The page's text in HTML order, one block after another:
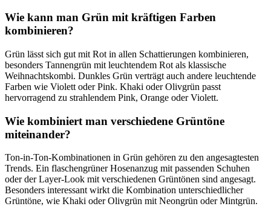
Wie kann man Grün mit kräftigen Farben
kombinieren?
Grün lässt sich gut mit Rot in allen Schattierungen kombinieren,
besonders Tannengrün mit leuchtendem Rot als klassische
Weihnachtskombi. Dunkles Grün verträgt auch andere leuchtende
Farben wie Violett oder Pink. Khaki oder Olivgrün passt
hervorragend zu strahlendem Pink, Orange oder Violett.
Wie kombiniert man verschiedene Grüntöne
miteinander?
Ton-in-Ton-Kombinationen in Grün gehören zu den angesagtesten
Trends. Ein flaschengrüner Hosenanzug mit passenden Schuhen
oder der Layer-Look mit verschiedenen Grüntönen sind angesagt.
Besonders interessant wirkt die Kombination unterschiedlicher
Grüntöne, wie Khaki oder Olivgrün mit Neongrün oder Mintgrün.